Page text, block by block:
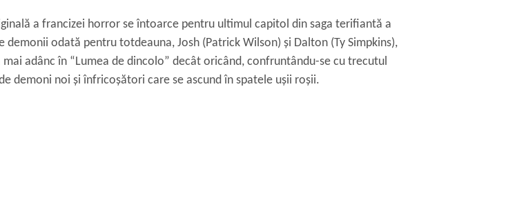
a francizei horror se întoarce pentru ultimul capitol din saga terifiantă a
odată pentru totdeauna, Josh (Patrick Wilson) și Dalton (Ty Simpkins),
adânc în “Lumea de dincolo” decât oricând, confruntându-se cu trecutul
demoni noi și înfricoșători care se ascund în spatele ușii roșii.